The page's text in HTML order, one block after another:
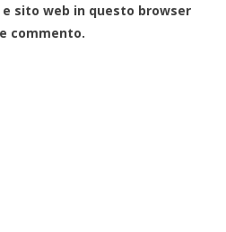
sito web in questo browser
commento.